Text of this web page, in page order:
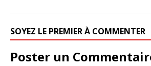
SOYEZ LE PREMIER À COMMENTER
Poster un